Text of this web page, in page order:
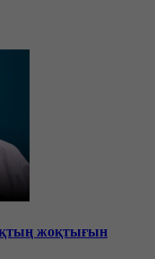
жоқтығын